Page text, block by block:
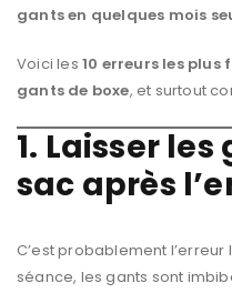
gants en quelques mois
Voici les 10 erreurs les
gants de boxe, et surtout
1. Laisser
sac après
C’est probablement
séance, les gants sont